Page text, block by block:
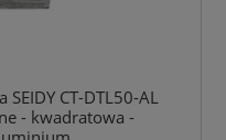
CT-DTL50-AL
- kwadratowa -